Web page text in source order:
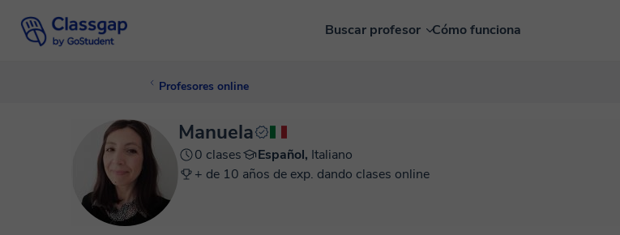
Buscar profesor Cómo funciona
Profesores online
Manuela
0 clases Español, Italiano
+ de 10 años de exp. dando clases online